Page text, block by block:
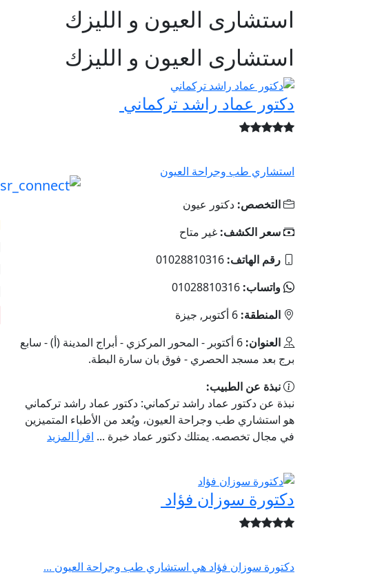
استشارى العيون و الليزك
استشارى العيون و الليزك
دكتور عماد راشد تركماني
استشاري طب وجراحة العيون
التخصص: دكتور عيون
سعر الكشف: غير متاح
رقم الهاتف: 01028810316‬
واتساب: 01028810316‬
المنطقة: 6 أكتوبر, جيزة
العنوان:
6 أكتوبر - المحور المركزي - أبراج المدينة (أ) - سابع
برج بعد مسجد الحصري - فوق بان سارة البطة.
نبذة عن الطبيب:
نبذة عن دكتور عماد راشد تركماني: دكتور عماد راشد تركماني
هو استشاري طب وجراحة العيون، ويُعد من الأطباء المتميزين
في مجال تخصصه. يمتلك دكتور عماد خبرة ... اقرأ المزيد
دكتورة سوزان فؤاد
دكتورة سوزان فؤاد هي استشاري طب وجراحة العيون ...